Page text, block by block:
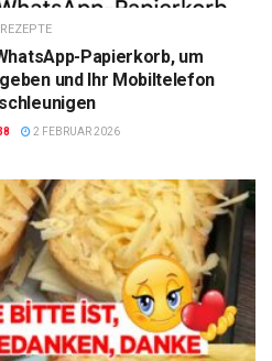
REZEPTE
Papierkorb, um
und Ihr Mobiltelefon
2 FEBRUAR 2026